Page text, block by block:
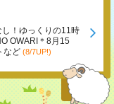
し！ゆっくりの11時
OWARI＊8月15
など (8/7UP!)